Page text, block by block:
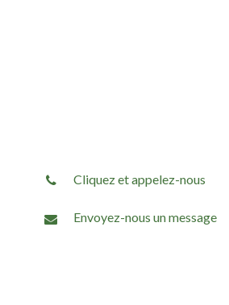
Cliquez et appelez-nous
Envoyez-nous un message